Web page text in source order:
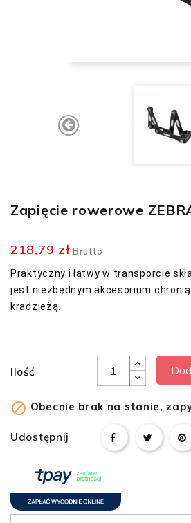
Zapięcie rowerowe
218,79 zł Brutto
Praktyczny i łatwy w transporcie
jest niezbędnym akcesorium
kradzieżą.
Ilość
 Obecnie brak na stanie,
Udostępnij